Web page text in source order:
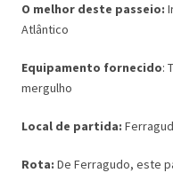
O melhor deste passeio:
Atlântico
Equipamento fornecido:
mergulho
Local de partida:
Rota: De Ferragudo, este